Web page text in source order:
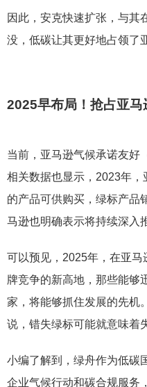
因此，安克快速扩张，与其
没，低碳让其更好地占领了
2025早布局！抢占亚马
当前，亚马逊气候承诺友好
相关数据也显示，2023年
的产品可供购买，绿标产品
马逊也明确表示将持续深入
可以预见，2025年，在亚
牌竞争的新高地，那些能够
家，将能够抓住发展的先机
说，错失绿标可能就意味着
小编了解到，绿舟作为低碳
企业气候行动和碳合规服务